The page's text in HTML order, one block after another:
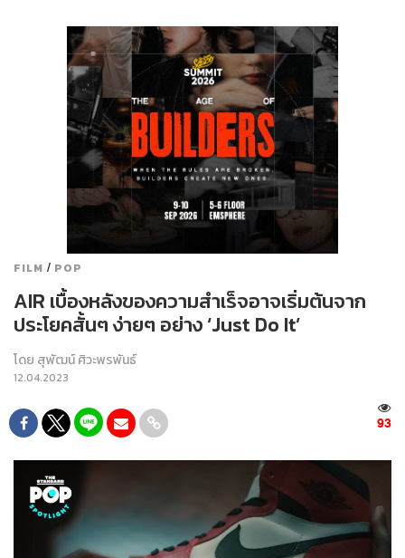
FILM / POP
AIR เบื้องหลังของความสำเร็จอาจเริ่มต้นจาก
ประโยคสั้นๆ ง่ายๆ อย่าง ‘Just Do It’
โดย สุพัฒน์ ศิวะพรพันธ์
12.04.2023
93